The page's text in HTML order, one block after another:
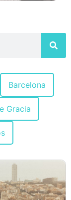
Barcelona
Gracia